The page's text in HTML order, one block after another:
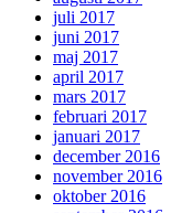
juli 2017
juni 2017
maj 2017
april 2017
mars 2017
februari 2017
januari 2017
december 2016
november 2016
oktober 2016